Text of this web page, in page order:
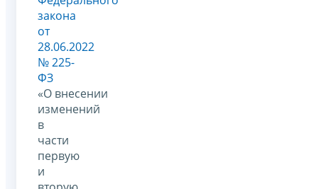
закона
от
28.06.2022
№ 225-
ФЗ
«О внесении
изменений
в
части
первую
и